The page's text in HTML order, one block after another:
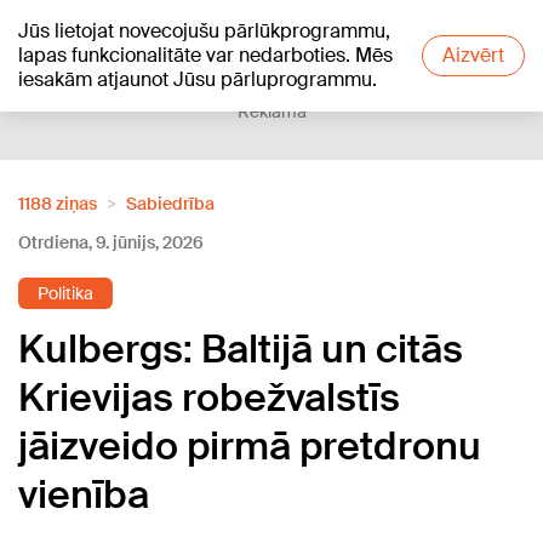
Jūs lietojat novecojušu pārlūkprogrammu,
lapas funkcionalitāte var nedarboties. Mēs
iesakām atjaunot Jūsu pārluprogrammu.
Aizvērt
+17°C
Reklāma
1188 ziņas
Sabiedrība
Otrdiena, 9. jūnijs, 2026
Politika
Kulbergs: Baltijā un citās
Krievijas robežvalstīs
jāizveido pirmā pretdronu
vienība